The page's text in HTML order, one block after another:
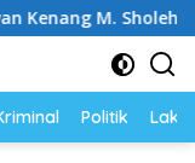
M. Sholeh: Pejuang
Politik